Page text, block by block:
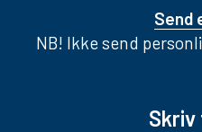
Send
NB! Ikke send
Skriv